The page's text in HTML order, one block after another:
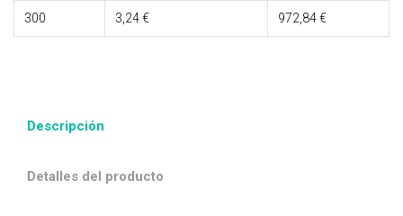
300 3,24 € 972,84 €
Descripción
Detalles del producto